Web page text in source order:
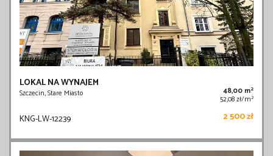
LOKAL NA WYNAJEM
Szczecin, Stare Miasto 48,00 m2
52,08 zł/m2
KNG-LW-12239 2 500 zł